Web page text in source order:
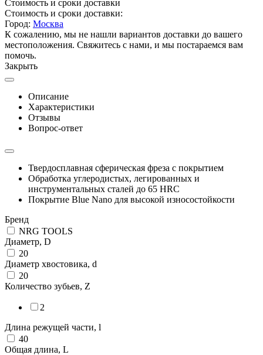
Стоимость и сроки доставки
Стоимость и сроки доставки:
Город: Москва
К сожалению, мы не нашли вариантов доставки до вашего
местоположения. Свяжитесь с нами, и мы постараемся вам
помочь.
Закрыть
Описание
Характеристики
Отзывы
Вопрос-ответ
Твердосплавная сферическая фреза с покрытием
Обработка углеродистых, легированных и
инструментальных сталей до 65 HRC
Покрытие Blue Nano для высокой износостойкости
Бренд
NRG TOOLS
Диаметр, D
20
Диаметр хвостовика, d
20
Количество зубьев, Z
2
Длина режущей части, l
40
Общая длина, L